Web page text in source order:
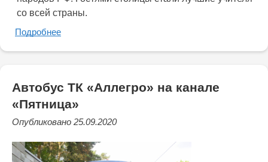
со всей страны.
Подробнее
Автобус ТК «Аллегро» на канале
«Пятница»
Опубликовано 25.09.2020